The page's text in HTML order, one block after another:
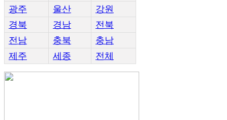
광주
울산
강원
경북
경남
전북
전남
충북
충남
제주
세종 전체